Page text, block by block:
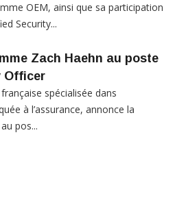
OEM, ainsi que sa participation
Security...
Zach Haehn au poste
Officer
spécialisée dans
à l’assurance, annonce la
pos...